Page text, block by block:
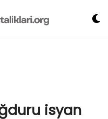
isyan